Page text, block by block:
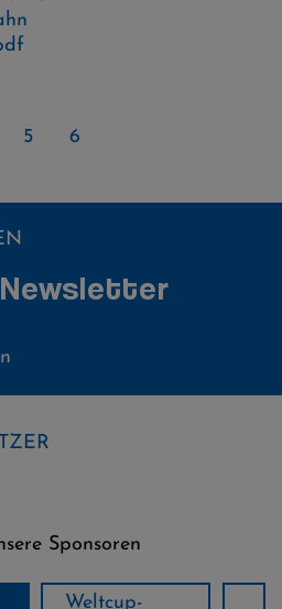
PAGE
5 PAGE
6
Sponsoren
Weltcup-